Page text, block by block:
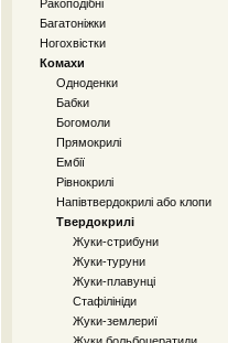
Ракоподібні
Багатоніжки
Ногохвістки
Комахи
Одноденки
Бабки
Богомоли
Прямокрилі
Ембії
Рівнокрилі
Напівтвердокрилі або клопи
Твердокрилі
Жуки-стрибуни
Жуки-туруни
Жуки-плавунці
Стафілініди
Жуки-землериї